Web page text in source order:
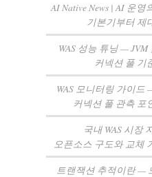
AI Native News | AI 운
기본기부터 제
WAS 성능 튜닝 — JVM
커넥션 풀 기
WAS 모니터링 가이드
커넥션 풀 관측 포
국내 WAS 시장
오픈소스 구도와 교체
트랜잭션 추적이란 —